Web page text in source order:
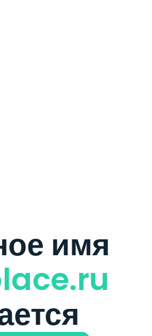
имя